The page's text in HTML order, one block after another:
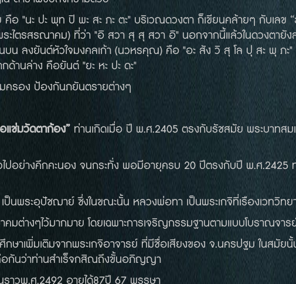
อ "นะ ปะ พุท ปิ พะ สะ ภะ ตะ" บริเวณดวงตา ก็เขียนคล้ายๆ กับเลข “
ระไตรสรณาคม) ที่ว่า "อิ สวา สุ สุ สวา อิ" นอกจากนี้แล้วในดวงตายัง
บน ลงยันต์หัวใจมงคลเก้า (นวหรคุณ) คือ "อะ สัง วิ สุ โล ปุ สะ พุ ภะ
ด้านล่าง คือยันต์ "ยะ หะ ปะ ดะ"
ครอง ป้องกันภยันตรายต่างๆ
แช่มวัดตาก้อง”ท่านเกิดเมื่อ ปี พ.ศ.2405 ตรงกับรัชสมัย พระบาทสมเ
ปอย่างคึกคะนอง จนกระทั่ง พอมีอายุครบ 20 ปีตรงกับปี พ.ศ.2425
นพระอุปัชฌาย์ ซึ่งในขณะนั้น หลวงพ่อทา เป็นพระเกจิที่เรืองเวทวิทย
มต่างๆไว้มากมาย โดยเฉพาะการเจริญกรรมฐานตามแบบโบราณจา
ษาเพิ่มเติมจากพระเกจิอาจารย์ ที่มีชื่อเสียงของ จ.นครปฐม ในสมั
อกันว่าท่านสำเร็จกสิณถึงขั้นอภิญญา